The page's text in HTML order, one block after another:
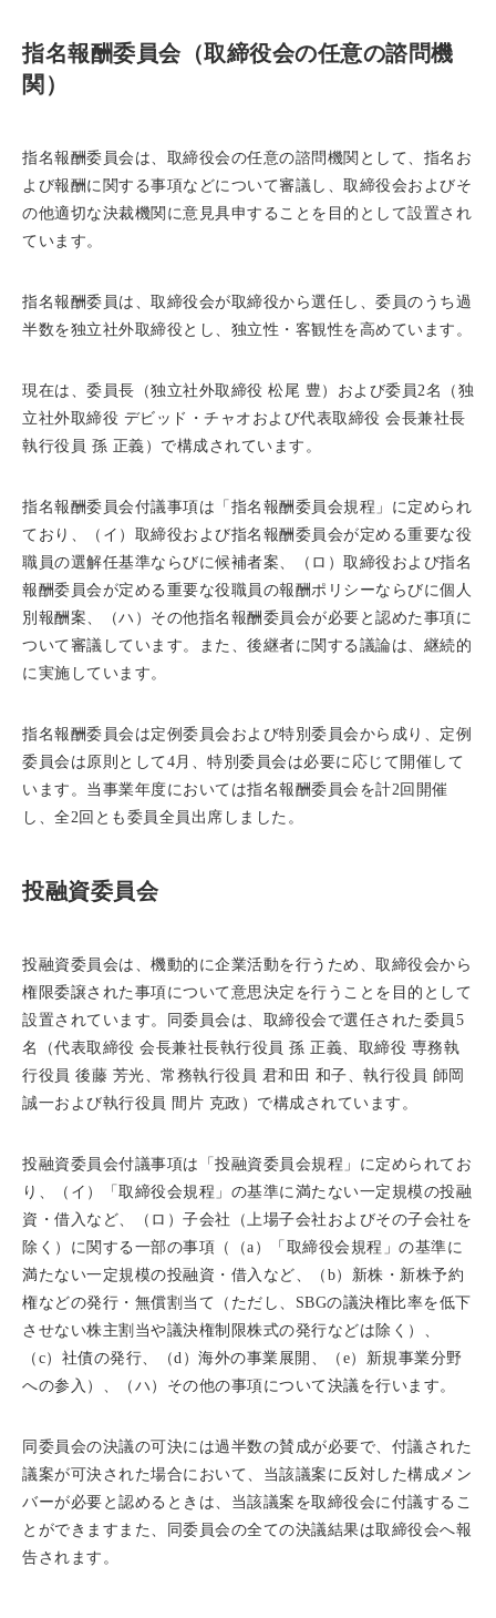
指名報酬委員会（取締役会の任意の諮問機
関）
指名報酬委員会は、取締役会の任意の諮問機関として、指名お
よび報酬に関する事項などについて審議し、取締役会およびそ
の他適切な決裁機関に意見具申することを目的として設置され
ています。
指名報酬委員は、取締役会が取締役から選任し、委員のうち過
半数を独立社外取締役とし、独立性・客観性を高めています。
現在は、委員長（独立社外取締役 松尾 豊）および委員2名（独
立社外取締役 デビッド・チャオおよび代表取締役 会長兼社長
執行役員 孫 正義）で構成されています。
指名報酬委員会付議事項は「指名報酬委員会規程」に定められ
ており、（イ）取締役および指名報酬委員会が定める重要な役
職員の選解任基準ならびに候補者案、（ロ）取締役および指名
報酬委員会が定める重要な役職員の報酬ポリシーならびに個人
別報酬案、（ハ）その他指名報酬委員会が必要と認めた事項に
ついて審議しています。また、後継者に関する議論は、継続的
に実施しています。
指名報酬委員会は定例委員会および特別委員会から成り、定例
委員会は原則として4月、特別委員会は必要に応じて開催して
います。当事業年度においては指名報酬委員会を計2回開催
し、全2回とも委員全員出席しました。
投融資委員会
投融資委員会は、機動的に企業活動を行うため、取締役会から
権限委譲された事項について意思決定を行うことを目的として
設置されています。同委員会は、取締役会で選任された委員5
名（代表取締役 会長兼社長執行役員 孫 正義、取締役 専務執
行役員 後藤 芳光、常務執行役員 君和田 和子、執行役員 師岡
誠一および執行役員 間片 克政）で構成されています。
投融資委員会付議事項は「投融資委員会規程」に定められてお
り、（イ）「取締役会規程」の基準に満たない一定規模の投融
資・借入など、（ロ）子会社（上場子会社およびその子会社を
除く）に関する一部の事項（（a）「取締役会規程」の基準に
満たない一定規模の投融資・借入など、（b）新株・新株予約
権などの発行・無償割当て（ただし、SBGの議決権比率を低下
させない株主割当や議決権制限株式の発行などは除く）、
（c）社債の発行、（d）海外の事業展開、（e）新規事業分野
への参入）、（ハ）その他の事項について決議を行います。
同委員会の決議の可決には過半数の賛成が必要で、付議された
議案が可決された場合において、当該議案に反対した構成メン
バーが必要と認めるときは、当該議案を取締役会に付議するこ
とができますまた、同委員会の全ての決議結果は取締役会へ報
告されます。